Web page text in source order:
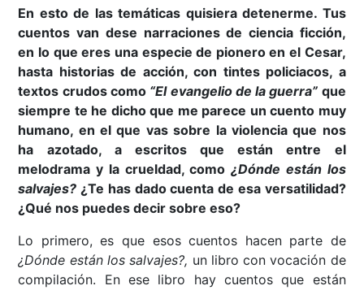
En esto de las temáticas quisiera detenerme. Tus
cuentos van dese narraciones de ciencia ficción,
en lo que eres una especie de pionero en el Cesar,
hasta historias de acción, con tintes policiacos, a
textos crudos como “El evangelio de la guerra” que
siempre te he dicho que me parece un cuento muy
humano, en el que vas sobre la violencia que nos
ha azotado, a escritos que están entre el
melodrama y la crueldad, como¿Dónde están los
salvajes? ¿Te has dado cuenta de esa versatilidad?
¿Qué nos puedes decir sobre eso?
Lo primero, es que esos cuentos hacen parte de
¿Dónde están los salvajes?, un libro con vocación de
compilación. En ese libro hay cuentos que están